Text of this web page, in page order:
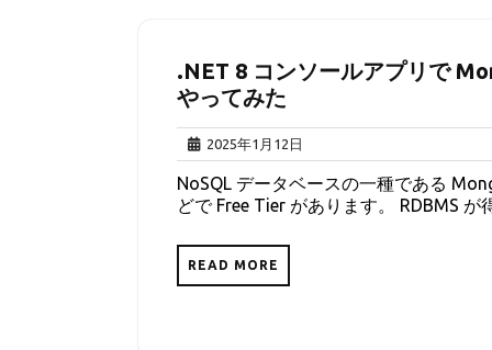
.NET 8 コンソールアプリで
やってみた
2025年1月12日
年
1
月
NoSQL データベースの一種である
どで Free Tier があります。 RDBMS
READ MORE